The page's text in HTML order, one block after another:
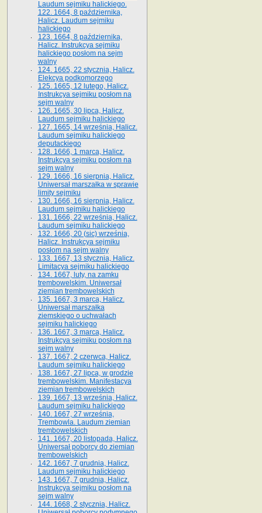
Laudum sejmiku halickiego.
122. 1664, 8 października,
Halicz. Laudum sejmiku
halickiego
123. 1664, 8 października,
Halicz. Instrukcya sejmiku
halickiego posłom na sejm
walny
124. 1665, 22 stycznia, Halicz.
Elekcya podkomorzego
125. 1665, 12 lutego, Halicz.
Instrukcya sejmiku posłom na
sejm walny
126. 1665, 30 lipca, Halicz.
Laudum sejmiku halickiego
127. 1665, 14 września, Halicz.
Laudum sejmiku halickiego
deputackiego
128. 1666, 1 marca, Halicz.
Instrukcya sejmiku posłom na
sejm walny
129. 1666, 16 sierpnia, Halicz.
Uniwersał marszałka w sprawie
limity sejmiku
130. 1666, 16 sierpnia, Halicz.
Laudum sejmiku halickiego
131. 1666, 22 września, Halicz.
Laudum sejmiku halickiego
132. 1666, 20 (sic) września,
Halicz. Instrukcya sejmiku
posłom na sejm walny
133. 1667, 13 stycznia, Halicz.
Limitacya sejmiku halickiego
134. 1667, luty, na zamku
trembowelskim. Uniwersał
ziemian trembowelskich
135. 1667, 3 marca, Halicz.
Uniwersał marszałka
ziemskiego o uchwałach
sejmiku halickiego
136. 1667, 3 marca, Halicz.
Instrukcya sejmiku posłom na
sejm walny
137. 1667, 2 czerwca, Halicz.
Laudum sejmiku halickiego
138. 1667, 27 lipca, w grodzie
trembowelskim. Manifestacya
ziemian trembowelskich
139. 1667, 13 września, Halicz.
Laudum sejmiku halickiego
140. 1667, 27 września,
Trembowla. Laudum ziemian
trembowelskich
141. 1667, 20 listopada, Halicz.
Uniwersał poborcy do ziemian
trembowelskich
142. 1667, 7 grudnia, Halicz.
Laudum sejmiku halickiego
143. 1667, 7 grudnia, Halicz.
Instrukcya sejmiku posłom na
sejm walny
144. 1668, 2 stycznia, Halicz.